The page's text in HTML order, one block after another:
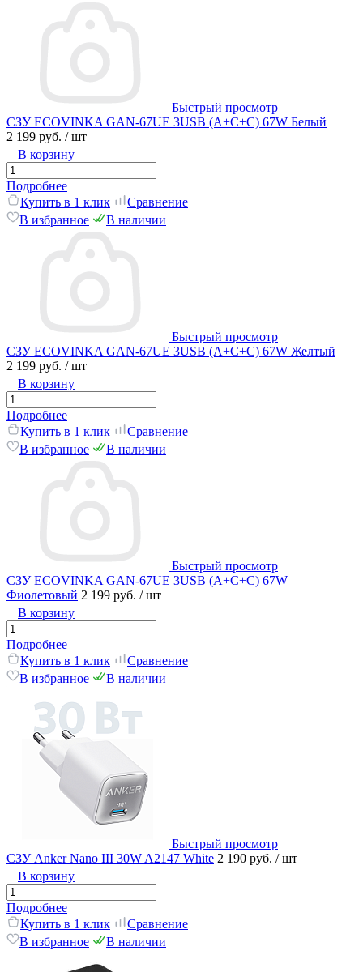
Быстрый просмотр
СЗУ ECOVINKA GAN-67UE 3USB (A+C+C) 67W Белый
2 199 руб. / шт
В корзину
Подробнее
Купить в 1 клик
Сравнение
В избранное
В наличии
Быстрый просмотр
СЗУ ECOVINKA GAN-67UE 3USB (A+C+C) 67W Желтый
2 199 руб. / шт
В корзину
Подробнее
Купить в 1 клик
Сравнение
В избранное
В наличии
Быстрый просмотр
СЗУ ECOVINKA GAN-67UE 3USB (A+C+C) 67W
Фиолетовый 2 199 руб. / шт
В корзину
Подробнее
Купить в 1 клик
Сравнение
В избранное
В наличии
Быстрый просмотр
СЗУ Anker Nano III 30W A2147 White 2 190 руб. / шт
В корзину
Подробнее
Купить в 1 клик
Сравнение
В избранное
В наличии